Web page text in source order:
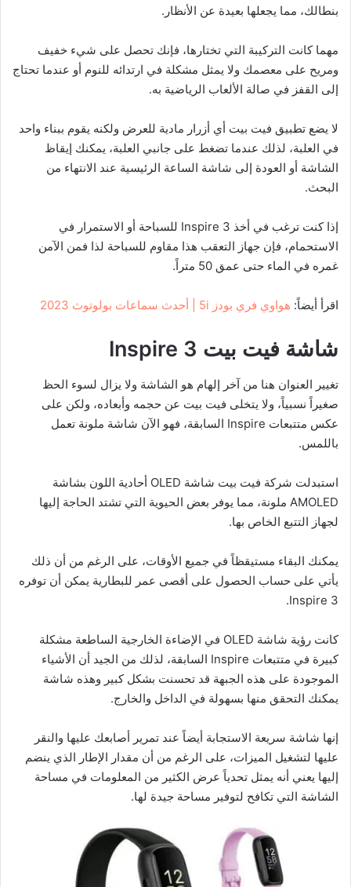
بنطالك، مما يجعلها بعيدة عن الأنظار.
مهما كانت التركيبة التي تختارها، فإنك تحصل على شيء خفيف
ومريح على معصمك ولا يمثل مشكلة في ارتدائه للنوم أو عندما تحتاج
إلى القفز في صالة الألعاب الرياضية به.
لا يضع تطبيق فيت بيت أي أزرار مادية للعرض ولكنه يقوم ببناء واحد
في العلبة، لذلك عندما تضغط على جانبي العلبة، يمكنك إيقاظ
الشاشة أو العودة إلى شاشة الساعة الرئيسية عند الانتهاء من
البحث.
إذا كنت ترغب في أخذ Inspire 3 للسباحة أو الاستمرار في
الاستحمام، فإن جهاز التعقب هذا مقاوم للسباحة لذا فمن الآمن
غمره في الماء حتى عمق 50 متراً.
اقرأ أيضاً: هواوي فري بودز 5i | أحدث سماعات بولوتوث 2023
شاشة فيت بيت Inspire 3
تغيير العنوان هنا من آخر إلهام هو الشاشة ولا يزال لسوء الحظ
صغيراً نسبياً، ولا يتخلى فيت بيت عن حجمه وأبعاده، ولكن على
عكس متتبعات Inspire السابقة، فهو الآن شاشة ملونة تعمل
باللمس.
استبدلت شركة فيت بيت شاشة OLED أحادية اللون بشاشة
AMOLED ملونة، مما يوفر بعض الحيوية التي تشتد الحاجة إليها
لجهاز التتبع الخاص بها.
يمكنك البقاء مستيقظاً في جميع الأوقات، على الرغم من أن ذلك
يأتي على حساب الحصول على أقصى عمر للبطارية يمكن أن توفره
Inspire 3.
كانت رؤية شاشة OLED في الإضاءة الخارجية الساطعة مشكلة
كبيرة في متتبعات Inspire السابقة، لذلك من الجيد أن الأشياء
الموجودة على هذه الجبهة قد تحسنت بشكل كبير وهذه شاشة
يمكنك التحقق منها بسهولة في الداخل والخارج.
إنها شاشة سريعة الاستجابة أيضاً عند تمرير أصابعك عليها والنقر
عليها لتشغيل الميزات، على الرغم من أن مقدار الإطار الذي ينضم
إليها يعني أنه يمثل تحدياً عرض الكثير من المعلومات في مساحة
الشاشة التي تكافح لتوفير مساحة جيدة لها.